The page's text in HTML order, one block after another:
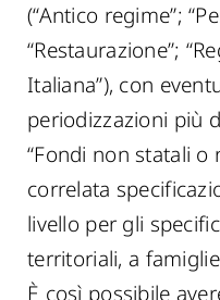
(“Antico regime”;
“Restaurazione”;
Italiana”), con
periodizzazioni più
“Fondi non statali o
correlata
livello per gli
territoriali, a
È così possibile